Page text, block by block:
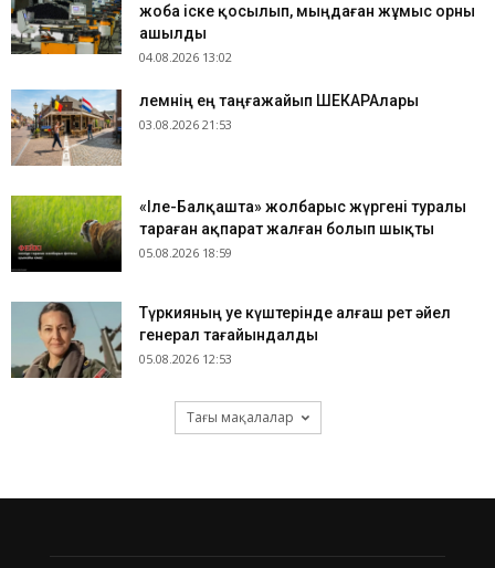
жоба іске қосылып, мыңдаған жұмыс орны
ашылды
04.08.2026 13:02
​Әлемнің ең таңғажайып ШЕКАРАлары
03.08.2026 21:53
«Іле-Балқашта» жолбарыс жүргені туралы
тараған ақпарат жалған болып шықты
05.08.2026 18:59
Түркияның Әуе күштерінде алғаш рет әйел
генерал тағайындалды
05.08.2026 12:53
Тағы мақалалар